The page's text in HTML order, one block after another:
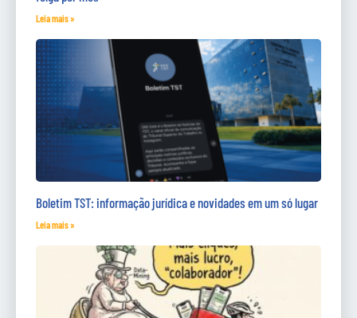
Leia mais »
Boletim TST: informação jurídica e novidades em um só lugar
Leia mais »